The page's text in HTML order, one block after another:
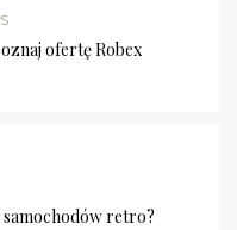
ofertę Robex
samochodów retro?